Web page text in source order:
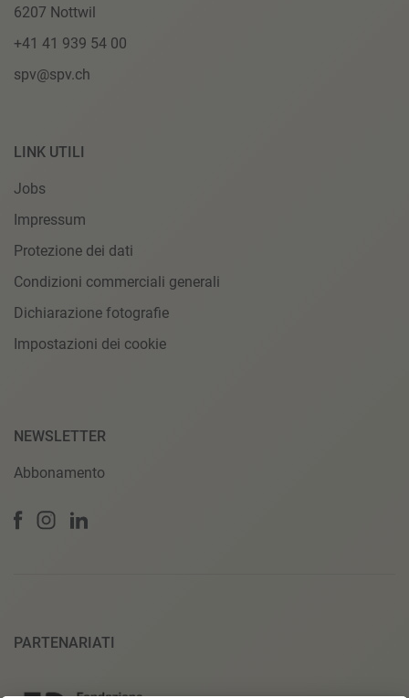
6207 Nottwil
+41 41 939 54 00
spv@spv.ch
LINK UTILI
Jobs
Impressum
Protezione dei dati
Condizioni commerciali generali
Dichiarazione fotografie
Impostazioni dei cookie
NEWSLETTER
Abbonamento
PARTENARIATI